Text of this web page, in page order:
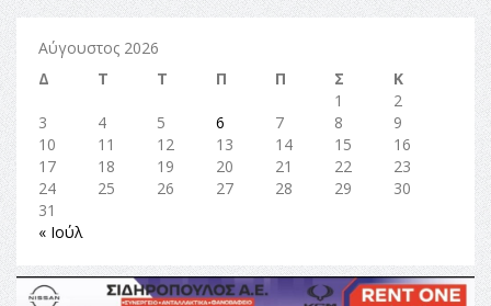
Αύγουστος 2026
Δ
Τ Τ Π Π Σ
Κ
1
2
3
4 5 6 7 8
9
10
11 12 13 14 15
16
17
18 19 20 21 22
23
24
25 26 27 28 29
30
31
« Ιούλ